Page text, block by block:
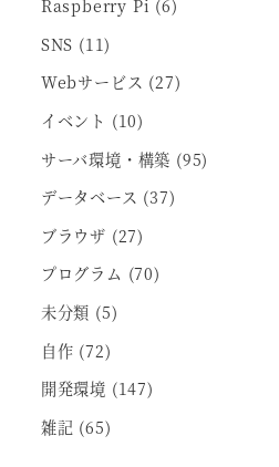
Raspberry Pi (6)
SNS (11)
Webサービス (27)
イベント (10)
サーバ環境・構築 (95)
データベース (37)
ブラウザ (27)
プログラム (70)
未分類 (5)
自作 (72)
開発環境 (147)
雑記 (65)